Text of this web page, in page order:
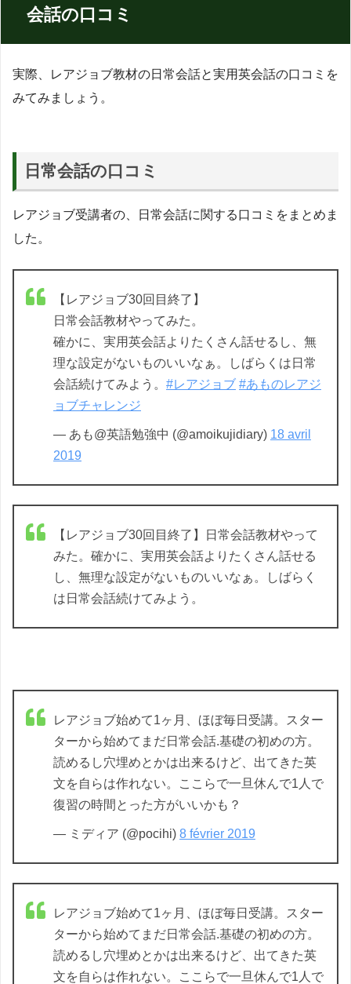
会話の口コミ
実際、レアジョブ教材の日常会話と実用英会話の口コミを
みてみましょう。
日常会話の口コミ
レアジョブ受講者の、日常会話に関する口コミをまとめま
した。
【レアジョブ30回目終了】
日常会話教材やってみた。
確かに、実用英会話よりたくさん話せるし、無
理な設定がないものいいなぁ。しばらくは日常
会話続けてみよう。 #レアジョブ #あものレアジ
ョブチャレンジ
— あも@英語勉強中 (@amoikujidiary) 18 avril
2019
【レアジョブ30回目終了】日常会話教材やって
みた。確かに、実用英会話よりたくさん話せる
し、無理な設定がないものいいなぁ。しばらく
は日常会話続けてみよう。
レアジョブ始めて1ヶ月、ほぼ毎日受講。スター
ターから始めてまだ日常会話.基礎の初めの方。
読めるし穴埋めとかは出来るけど、出てきた英
文を自らは作れない。ここらで一旦休んで1人で
復習の時間とった方がいいかも？
— ミディア (@pocihi) 8 février 2019
レアジョブ始めて1ヶ月、ほぼ毎日受講。スター
ターから始めてまだ日常会話.基礎の初めの方。
読めるし穴埋めとかは出来るけど、出てきた英
文を自らは作れない。ここらで一旦休んで1人で